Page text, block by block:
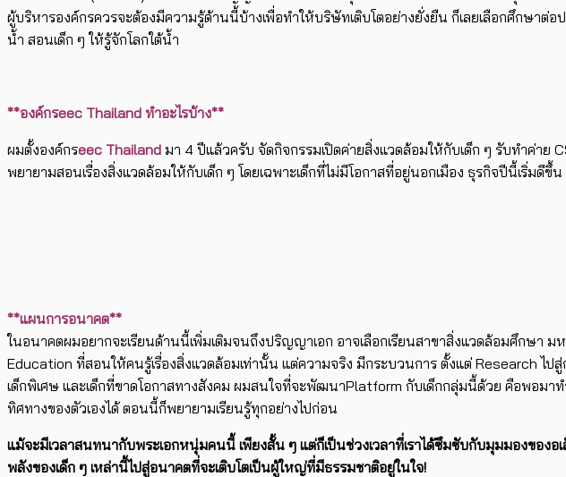
ผู้บริหารองค์กรควรจะต้องมีความรู้ด้านนี้บ้างเพื่อทำให้บริษัทเติบโตอย่างยั่งยืน ก็เลยเลือกศึกษา
น้ำ สอนเด็ก ๆ ให้รู้จักโลกใต้น้ำ
**องค์กรeec Thailand ทำอะไรบ้าง**
ผมตั้งองค์กรeec Thailand มา 4 ปีแล้วครับ จัดกิจกรรมเปิดค่ายสิ่งแวดล้อมให้กับเด็ก ๆ รับทำค่าย
พยายามสอนเรื่องสิ่งแวดล้อมให้กับเด็ก ๆ โดยเฉพาะเด็กที่ไม่มีโอกาสที่อยู่นอกเมือง ธุรกิจปีนี้เริ่มดีขึ้
**แผนการอนาคต**
ในอนาคตผมอยากจะเรียนด้านนี้เพิ่มเติมจนถึงปริญญาเอก อาจเลือกเรียนสาขาสิ่งแวดล้อมศึกษา
Education ที่สอนให้คนรู้เรื่องสิ่งแวดล้อมเท่านั้น แต่ความจริง มีกระบวนการ ตั้งแต่ Research ไป
เด็กพิเศษ และเด็กที่ขาดโอกาสทางสังคม ผมสนใจที่จะพัฒนาPlatform กับเด็กกลุ่มนี้ด้วย คือพอมาท
ทิศทางของตัวเองได้ ตอนนี้ก็พยายามเรียนรู้ทุกอย่างไปก่อน
แม้จะมีเวลาสนทนากับพระเอกหนุ่มคนนี้ เพียงสั้น ๆ แต่ก็เป็นช่วงเวลาที่เราได้ซึมซับกับมุมมองขอ
พลังของเด็ก ๆ เหล่านี้ไปสู่อนาคตที่จะเติบโตเป็นผู้ใหญ่ที่มีธรรมชาติอยู่ในใจ!